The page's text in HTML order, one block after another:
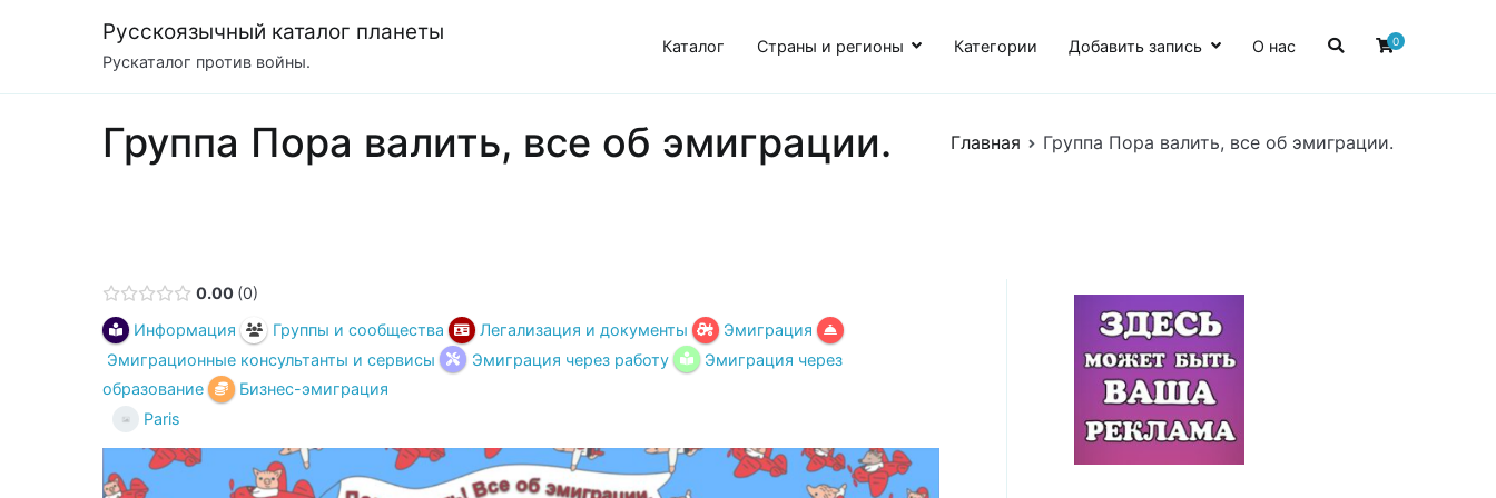
содержимому
Русскоязычный каталог планеты
Рускаталог против войны.
Каталог Страны и регионы Категории Добавить запись О нас 0
Группа Пора валить, все об эмиграции. Главная Группа Пора валить, все об эмиграции.
0.00 0
Информация
Группы и сообщества Легализация и документы
Эмиграция
Эмиграционные консультанты и сервисы
Эмиграция через работу
Эмиграция через
образование
Бизнес-эмиграция
Paris